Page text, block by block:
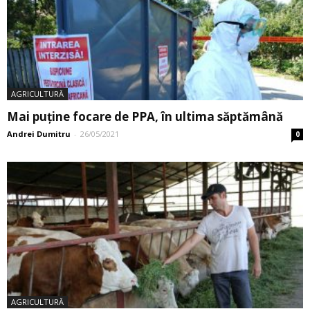
AGRICULTURĂ
Mai puține focare de PPA, în ultima săptămână
Andrei Dumitru - 26/05/2021 0
AGRICULTURĂ